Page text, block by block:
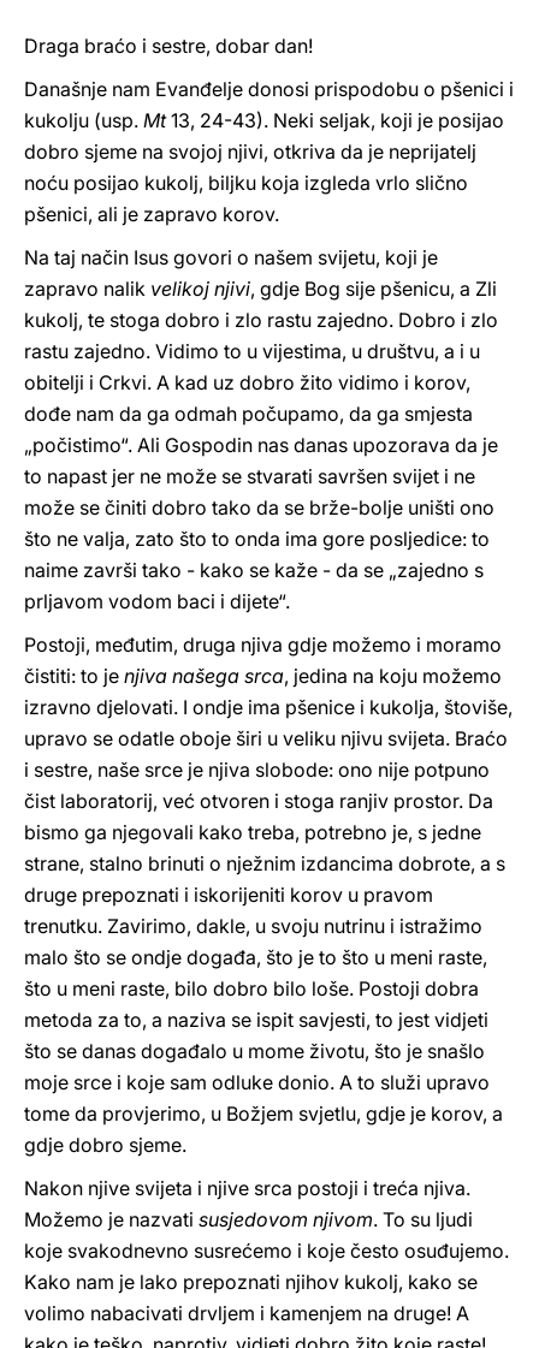
Draga braćo i sestre, dobar dan!
Današnje nam Evanđelje donosi prispodobu o pšenici i
kukolju (usp. Mt13, 24-43). Neki seljak, koji je posijao
dobro sjeme na svojoj njivi, otkriva da je neprijatelj
noću posijao kukolj, biljku koja izgleda vrlo slično
pšenici, ali je zapravo korov.
Na taj način Isus govori o našem svijetu, koji je
zapravo nalik velikoj njivi, gdje Bog sije pšenicu, a Zli
kukolj, te stoga dobro i zlo rastu zajedno. Dobro i zlo
rastu zajedno. Vidimo to u vijestima, u društvu, a i u
obitelji i Crkvi. A kad uz dobro žito vidimo i korov,
dođe nam da ga odmah počupamo, da ga smjesta
„počistimo“. Ali Gospodin nas danas upozorava da je
to napast jer ne može se stvarati savršen svijet i ne
može se činiti dobro tako da se brže-bolje uništi ono
što ne valja, zato što to onda ima gore posljedice: to
naime završi tako - kako se kaže - da se „zajedno s
prljavom vodom baci i dijete“.
Postoji, međutim, druga njiva gdje možemo i moramo
čistiti: to je njiva našega srca, jedina na koju možemo
izravno djelovati. I ondje ima pšenice i kukolja, štoviše,
upravo se odatle oboje širi u veliku njivu svijeta. Braćo
i sestre, naše srce je njiva slobode: ono nije potpuno
čist laboratorij, već otvoren i stoga ranjiv prostor. Da
bismo ga njegovali kako treba, potrebno je, s jedne
strane, stalno brinuti o nježnim izdancima dobrote, a s
druge prepoznati i iskorijeniti korov u pravom
trenutku. Zavirimo, dakle, u svoju nutrinu i istražimo
malo što se ondje događa, što je to što u meni raste,
što u meni raste, bilo dobro bilo loše. Postoji dobra
metoda za to, a naziva se ispit savjesti, to jest vidjeti
što se danas događalo u mome životu, što je snašlo
moje srce i koje sam odluke donio. A to služi upravo
tome da provjerimo, u Božjem svjetlu, gdje je korov, a
gdje dobro sjeme.
Nakon njive svijeta i njive srca postoji i treća njiva.
Možemo je nazvati susjedovom njivom. To su ljudi
koje svakodnevno susrećemo i koje često osuđujemo.
Kako nam je lako prepoznati njihov kukolj, kako se
volimo nabacivati drvljem i kamenjem na druge! A